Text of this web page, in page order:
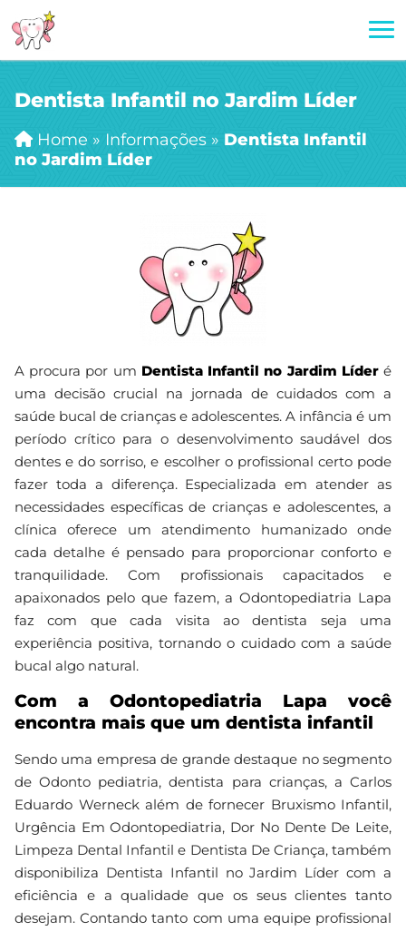
Dentista Infantil no Jardim Líder
Home » Informações » Dentista Infantil
no Jardim Líder
A procura por um Dentista Infantil no Jardim Líderé
uma decisão crucial na jornada de cuidados com a
saúde bucal de crianças e adolescentes. A infância é um
período crítico para o desenvolvimento saudável dos
dentes e do sorriso, e escolher o profissional certo pode
fazer toda a diferença. Especializada em atender as
necessidades específicas de crianças e adolescentes, a
clínica oferece um atendimento humanizado onde
cada detalhe é pensado para proporcionar conforto e
tranquilidade. Com profissionais capacitados e
apaixonados pelo que fazem, a Odontopediatria Lapa
faz com que cada visita ao dentista seja uma
experiência positiva, tornando o cuidado com a saúde
bucal algo natural.
Com a Odontopediatria Lapa você
encontra mais que um dentista infantil
Sendo uma empresa de grande destaque no segmento
de Odonto pediatria, dentista para crianças, a Carlos
Eduardo Werneck além de fornecer Bruxismo Infantil,
Urgência Em Odontopediatria, Dor No Dente De Leite,
Limpeza Dental Infantil e Dentista De Criança, também
disponibiliza Dentista Infantil no Jardim Líder com a
eficiência e a qualidade que os seus clientes tanto
desejam. Contando tanto com uma equipe profissional